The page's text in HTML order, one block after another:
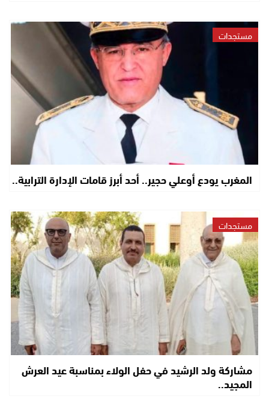
مستجدات
المغرب يودع أوعلي حجير.. أحد أبرز قامات الإدارة الترابية..
مستجدات
مشاركة ولد الرشيد في حفل الولاء بمناسبة عيد العرش
المجيد..